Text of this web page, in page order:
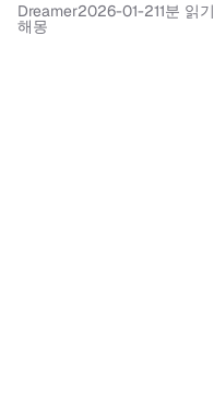
Dreamer2026-01-211분 읽기
해몽